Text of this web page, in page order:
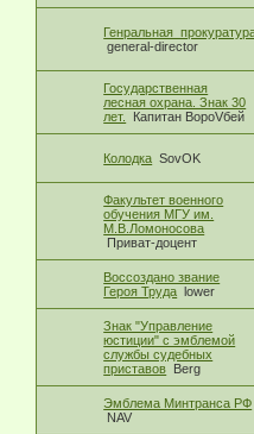
general-director
Государственная
лесная охрана. Знак 30
лет.
Капитан ВороVбей
Колодка SovOK
Факультет военного
обучения МГУ им.
М.В.Ломоносова
Приват-доцент
Воссоздано звание
Героя Труда lower
Знак "Управление
юстиции" с эмблемой
службы судебных
приставов Berg
Эмблема Минтранса РФ
NAV